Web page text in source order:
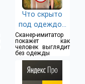
Что скрыто
под одеждой
(18+)
Сканер-имитатор
покажет как
человек выглядит
без одежды